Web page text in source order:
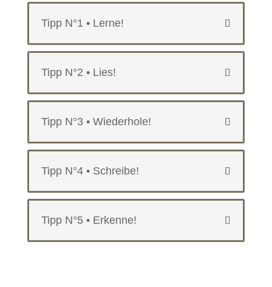
Tipp N°1 • Lerne!
Tipp N°2 • Lies!
Tipp N°3 • Wiederhole!
Tipp N°4 • Schreibe!
Tipp N°5 • Erkenne!